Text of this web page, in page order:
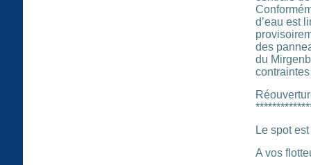
d’eau est
des
du
Le spot
A vos